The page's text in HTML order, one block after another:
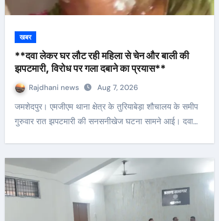
खबर
**दवा लेकर घर लौट रही महिला से चेन और बाली की
झपटमारी, विरोध पर गला दबाने का प्रयास**
Rajdhani news Aug 7, 2026
जमशेदपुर। एमजीएम थाना क्षेत्र के तुरियाबेड़ा शौचालय के समीप
गुरुवार रात झपटमारी की सनसनीखेज घटना सामने आई। दवा…